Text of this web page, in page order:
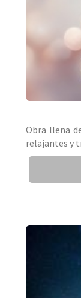
Obra llena
relajantes y